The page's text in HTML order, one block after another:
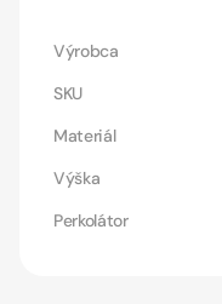
Výrobca
SKU
Materiál
Výška
Perkolátor